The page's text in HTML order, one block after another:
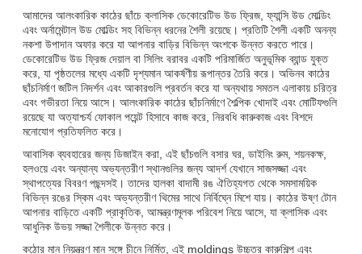
আমাদের আলংকারিক কাঠের ছাঁচে ক্লাসিক ডেকোরেটিভ উড ফ্রিজ, ফ্যান্সি উড মোল্ডিং
এবং অর্নামেন্টাল উড মোল্ডিং সহ বিভিন্ন ধরনের শৈলী রয়েছে। প্রতিটি শৈলী একটি অনন্য
নকশা উপাদান অফার করে যা আপনার বাড়ির বিভিন্ন অংশকে উন্নত করতে পারে।
ডেকোরেটিভ উড ফ্রিজ দেয়াল বা সিলিং বরাবর একটি পরিমার্জিত অনুভূমিক ব্যান্ড যুক্ত
করে, যা পৃষ্ঠতলের মধ্যে একটি দৃশ্যমান আকর্ষণীয় রূপান্তর তৈরি করে। অভিনব কাঠের
ছাঁচনির্মাণ জটিল নিদর্শন এবং আকারগুলি প্রবর্তন করে যা অন্যথায় সমতল এলাকায় চরিত্র
এবং গভীরতা নিয়ে আসে। আলংকারিক কাঠের ছাঁচনির্মাণে শৈল্পিক খোদাই এবং মোটিফগুলি
রয়েছে যা অত্যাশ্চর্য ফোকাল পয়েন্ট হিসাবে কাজ করে, নিরবধি কারুকাজ এবং বিশদে
মনোযোগ প্রতিফলিত করে।
আবাসিক ব্যবহারের জন্য ডিজাইন করা, এই ছাঁচগুলি বসার ঘর, ডাইনিং রুম, শয়নকক্ষ,
হলওয়ে এবং অন্যান্য অভ্যন্তরীণ স্থানগুলির জন্য আদর্শ যেখানে সাজসজ্জা এবং
স্থাপত্যের বিবরণ পছন্দসই। তাদের হালকা বাদামী রঙ ঐতিহ্যগত থেকে সমসাময়িক
বিভিন্ন রঙের স্কিম এবং অভ্যন্তরীণ থিমের সাথে নির্বিঘ্নে মিশে যায়। কাঠের উষ্ণ টোন
আপনার বাড়িতে একটি প্রাকৃতিক, আমন্ত্রণমূলক পরিবেশ নিয়ে আসে, যা ক্লাসিক এবং
আধুনিক উভয় সজ্জা শৈলীকে উন্নত করে।
কঠোর মান নিয়ন্ত্রণ মান সঙ্গে চীনে নির্মিত, এই moldings উচ্চতর কারুশিল্প এবং